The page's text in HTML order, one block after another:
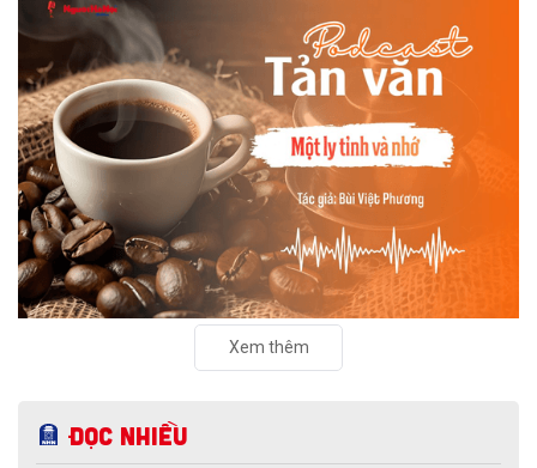
chiếc ly sứ như đợi thời gian mở cánh cửa diệu kì của mình.
Xem thêm
Đọc nhiều